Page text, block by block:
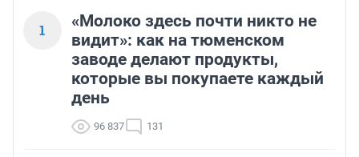
1
«Молоко здесь почти никто не
видит»: как на тюменском
заводе делают продукты,
которые вы покупаете каждый
день
96 837 131